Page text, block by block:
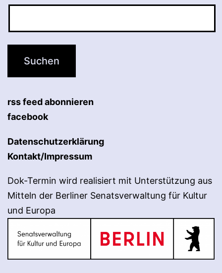
rss feed abonnieren
facebook
Datenschutzerklärung
Kontakt/Impressum
Dok-Termin wird realisiert mit Unterstützung aus
Mitteln der Berliner Senatsverwaltung für Kultur
und Europa